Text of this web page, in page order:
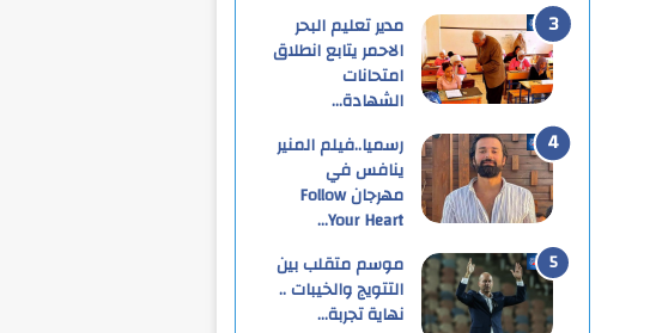
مدير تعليم البحر
الاحمر يتابع انطلاق
امتحانات
الشهادة…
رسميا..فيلم المنير
ينافس في
مهرجان Follow
Your Heart…
موسم متقلب بين
التتويج والخيبات ..
نهاية تجربة…